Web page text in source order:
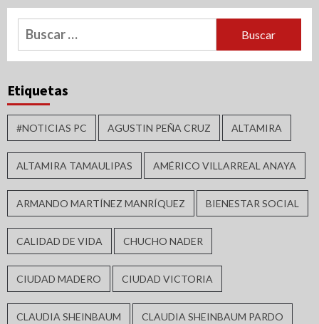
Buscar:
Etiquetas
#NOTICIAS PC AGUSTIN PEÑA CRUZ ALTAMIRA
ALTAMIRA TAMAULIPAS AMÉRICO VILLARREAL ANAYA
ARMANDO MARTÍNEZ MANRÍQUEZ BIENESTAR SOCIAL
CALIDAD DE VIDA CHUCHO NADER
CIUDAD MADERO CIUDAD VICTORIA
CLAUDIA SHEINBAUM CLAUDIA SHEINBAUM PARDO